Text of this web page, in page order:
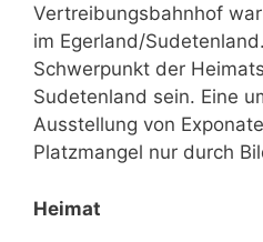
Vertreibungsbahnhof
im Egerland/
Schwerpunkt der
Sudetenland sein. Eine
Ausstellung von
Platzmangel nur durch
Heimat